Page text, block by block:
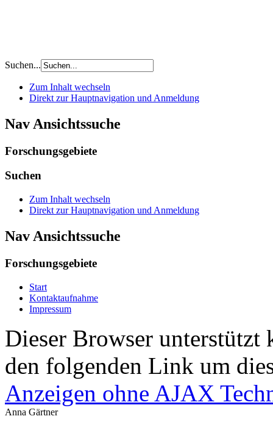
Suchen...
Zum Inhalt wechseln
Direkt zur Hauptnavigation und Anmeldung
Nav Ansichtssuche
Forschungsgebiete
Suchen
Zum Inhalt wechseln
Direkt zur Hauptnavigation und Anmeldung
Nav Ansichtssuche
Forschungsgebiete
Start
Kontaktaufnahme
Impressum
Dieser Browser
den folgenden Link um
Anzeigen ohne AJAX
Anna Gärtner